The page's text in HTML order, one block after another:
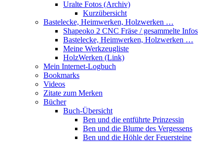
Uralte Fotos (Archiv)
Kurzübersicht
Bastelecke, Heimwerken, Holzwerken …
Shapeoko 2 CNC Fräse / gesammelte Infos
Bastelecke, Heimwerken, Holzwerken …
Meine Werkzeugliste
HolzWerken (Link)
Mein Internet-Logbuch
Bookmarks
Videos
Zitate zum Merken
Bücher
Buch-Übersicht
Ben und die entführte Prinzessin
Ben und die Blume des Vergessens
Ben und die Höhle der Feuersteine